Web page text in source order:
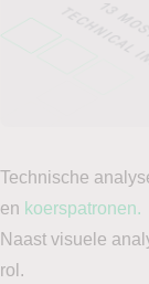
Technische
en koerspatronen.
Naast visuele
rol.